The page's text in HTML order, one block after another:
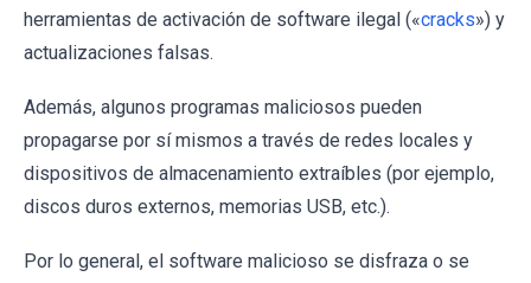
herramientas de activación de software ilegal («cracks») y
actualizaciones falsas.
Además, algunos programas maliciosos pueden
propagarse por sí mismos a través de redes locales y
dispositivos de almacenamiento extraíbles (por ejemplo,
discos duros externos, memorias USB, etc.).
Por lo general, el software malicioso se disfraza o se